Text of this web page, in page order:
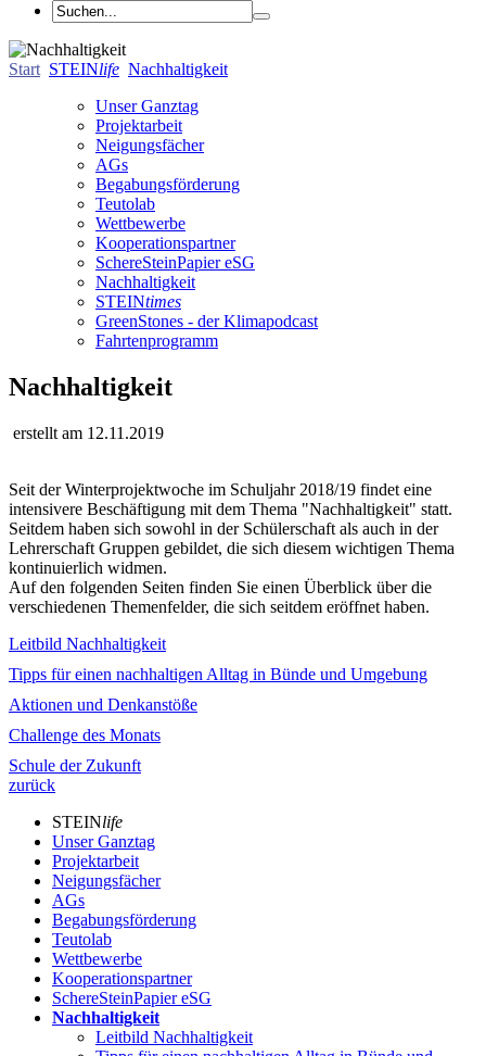
Start STEINlife Nachhaltigkeit
Unser Ganztag
Projektarbeit
Neigungsfächer
AGs
Begabungsförderung
Teutolab
Wettbewerbe
Kooperationspartner
SchereSteinPapier eSG
Nachhaltigkeit
STEINtimes
GreenStones - der Klimapodcast
Fahrtenprogramm
Nachhaltigkeit
erstellt am 12.11.2019
Seit der Winterprojektwoche im Schuljahr 2018/19 findet eine
intensivere Beschäftigung mit dem Thema "Nachhaltigkeit" statt.
Seitdem haben sich sowohl in der Schülerschaft als auch in der
Lehrerschaft Gruppen gebildet, die sich diesem wichtigen Thema
kontinuierlich widmen.
Auf den folgenden Seiten finden Sie einen Überblick über die
verschiedenen Themenfelder, die sich seitdem eröffnet haben.
Leitbild Nachhaltigkeit
Tipps für einen nachhaltigen Alltag in Bünde und Umgebung
Aktionen und Denkanstöße
Challenge des Monats
Schule der Zukunft
zurück
STEINlife
Unser Ganztag
Projektarbeit
Neigungsfächer
AGs
Begabungsförderung
Teutolab
Wettbewerbe
Kooperationspartner
SchereSteinPapier eSG
Nachhaltigkeit
Leitbild Nachhaltigkeit